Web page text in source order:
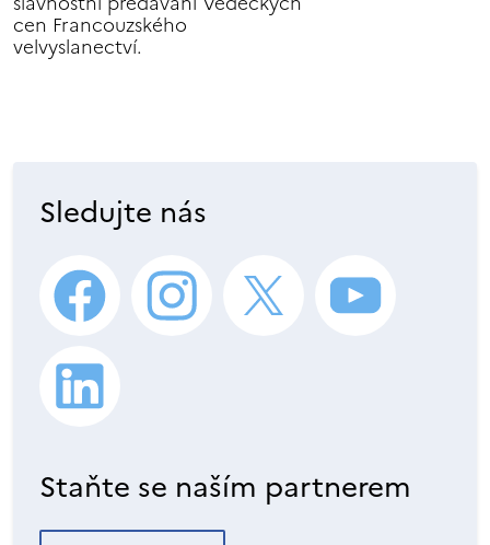
cen Francouzského
velvyslanectví.
Sledujte nás
Staňte se naším partnerem